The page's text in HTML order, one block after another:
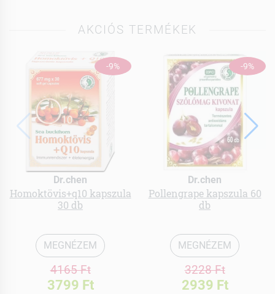
AKCIÓS TERMÉKEK
-9%
Dr.chen
Homoktövis+q10 kapszula
30 db
MEGNÉZEM
4165 Ft
3799 Ft
-9%
Dr.chen
Pollengrape kapszula 60
db
MEGNÉZEM
3228 Ft
2939 Ft